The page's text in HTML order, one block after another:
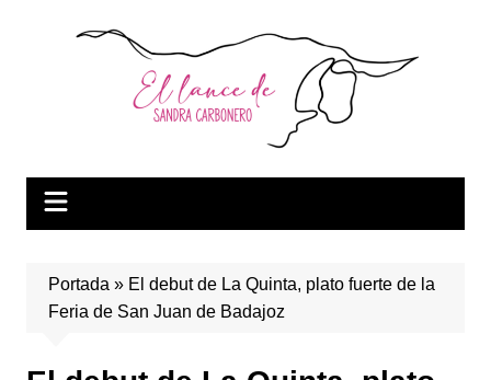
Portada » El debut de La Quinta, plato fuerte de la
Feria de San Juan de Badajoz